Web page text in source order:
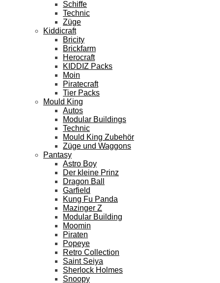
Schiffe
Technic
Züge
Kiddicraft
Bricity
Brickfarm
Herocraft
KIDDIZ Packs
Moin
Piratecraft
Tier Packs
Mould King
Autos
Modular Buildings
Technic
Mould King Zubehör
Züge und Waggons
Pantasy
Astro Boy
Der kleine Prinz
Dragon Ball
Garfield
Kung Fu Panda
Mazinger Z
Modular Building
Moomin
Piraten
Popeye
Retro Collection
Saint Seiya
Sherlock Holmes
Snoopy